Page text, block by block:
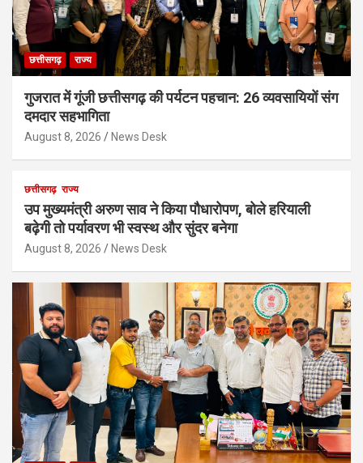
छत्तीसगढ़ राज्य
गुजरात में गूंजी छत्तीसगढ़ की पर्यटन पहचान: 26 व्यवसायियों संग
दमदार सहभागिता
August 8, 2026 News Desk
छत्तीसगढ़ राज्य
उप मुख्यमंत्री अरुण साव ने किया पौधारोपण, बोले हरियाली
बढ़ेगी तो पर्यावरण भी स्वस्थ और सुंदर बनेगा
August 8, 2026 News Desk